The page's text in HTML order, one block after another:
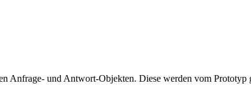
Anfrage- und Antwort-Objekten. Diese werden vom